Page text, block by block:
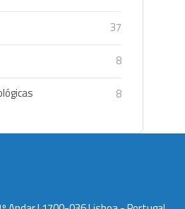
37
8
8